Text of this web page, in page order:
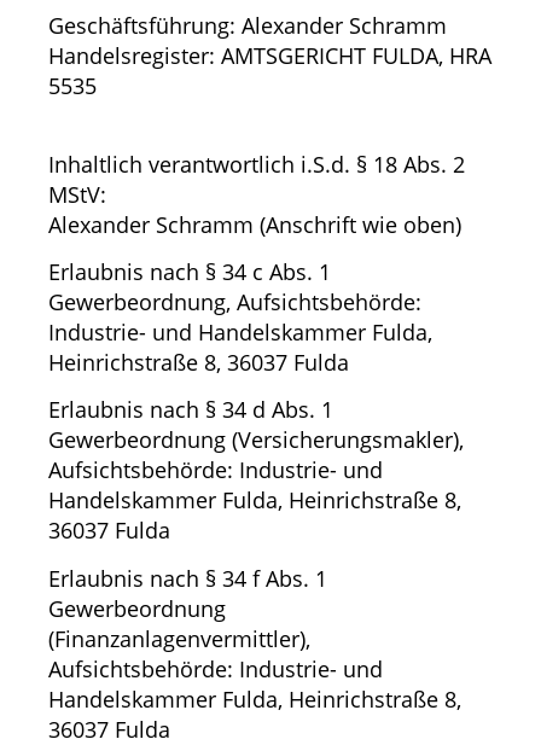
Geschäftsführung: Alexander Schramm
Handelsregister: AMTSGERICHT FULDA, HRA
5535
Inhaltlich verantwortlich i.S.d. § 18 Abs. 2
MStV:
Alexander Schramm (Anschrift wie oben)
Erlaubnis nach § 34 c Abs. 1
Gewerbeordnung, Aufsichtsbehörde:
Industrie- und Handelskammer Fulda,
Heinrichstraße 8, 36037 Fulda
Erlaubnis nach § 34 d Abs. 1
Gewerbeordnung (Versicherungsmakler),
Aufsichtsbehörde: Industrie- und
Handelskammer Fulda, Heinrichstraße 8,
36037 Fulda
Erlaubnis nach § 34 f Abs. 1
Gewerbeordnung
(Finanzanlagenvermittler),
Aufsichtsbehörde: Industrie- und
Handelskammer Fulda, Heinrichstraße 8,
36037 Fulda